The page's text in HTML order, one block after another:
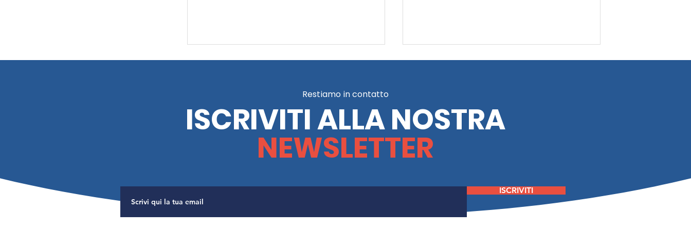
Sali anche tu sul nostro 5×1000
basta una firma
Restiamo in contatto
ISCRIVITI ALLA NOSTRA
NEWSLETTER
ISCRIVITI